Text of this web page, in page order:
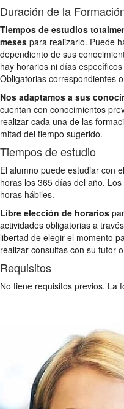
Duración de la
Tiempos de estudios
meses para realizarlo. Puede
dependiento de sus
hay horarios ni días
Obligatorias correspondientes
Nos adaptamos a sus
cuentan con conocimientos
realizar cada una de las
mitad del tiempo sugerido.
Tiempos de estudio
El alumno puede estudiar con
horas los 365 días del año.
horas hábiles.
Libre elección de horarios
actividades obligatorias a
libertad de elegir el momento
realizar consultas con su tutor
Requisitos
No tiene requisitos previos. La